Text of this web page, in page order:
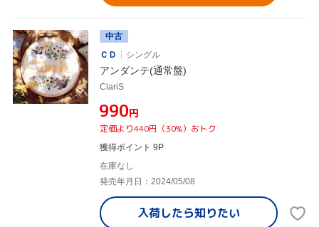
中古
ＣＤ
シングル
アンダンテ(通常盤)
ClariS
¥990円
定価より440円（30%）おトク
獲得ポイント 9P
在庫なし
発売年月日：2024/05/08
入荷したら知りたい